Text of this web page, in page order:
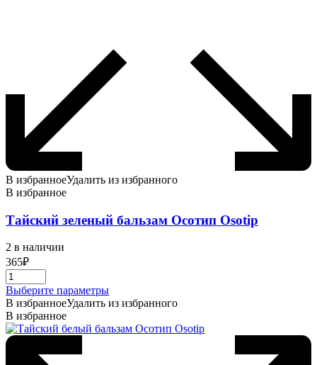
В избранноеУдалить из избранного
В избранное
Тайский зеленый бальзам Осотип Оsotip
2 в наличии
365₽
Выберите параметрыЭтот
товар
несколько
В избранноеУдалить из избранного
В избранное